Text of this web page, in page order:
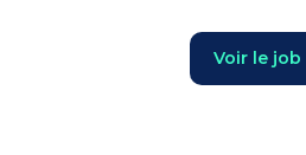
Voir le job